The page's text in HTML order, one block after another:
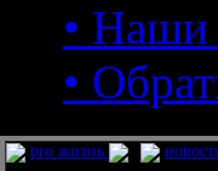
•
•
pro жизнь